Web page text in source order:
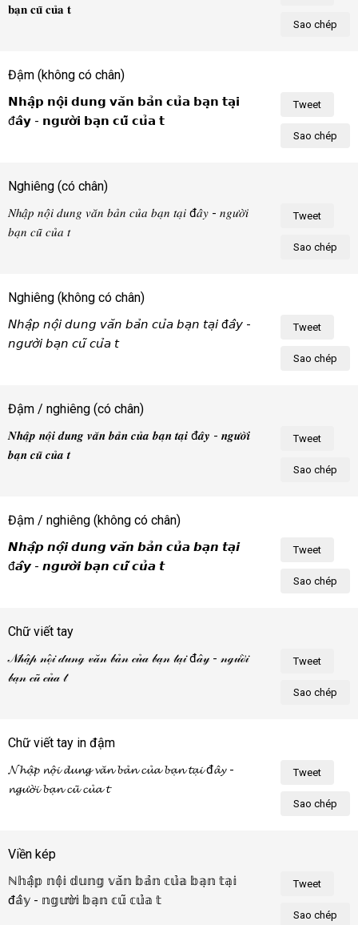
Sao chép
𝐛𝐚̣𝐧 𝐜𝐮̃ 𝐜𝐮̉𝐚 𝐭𝐨̂𝐢!
Đậm (không có chân)
Tweet
Sao chép
𝗡𝗵𝗮̣̂𝗽 𝗻𝗼̣̂𝗶 𝗱𝘂𝗻𝗴 𝘃𝗮̆𝗻 𝗯𝗮̉𝗻 𝗰𝘂̉𝗮 𝗯𝗮̣𝗻 𝘁𝗮̣𝗶
đ𝗮̂𝘆 - 𝗻𝗴𝘂̛𝗼̛̀𝗶 𝗯𝗮̣𝗻 𝗰𝘂̃ 𝗰𝘂̉𝗮 𝘁𝗼̂𝗶!
Nghiêng (có chân)
Tweet
Sao chép
𝑁ℎ𝑎̣̂𝑝 𝑛𝑜̣̂𝑖 𝑑𝑢𝑛𝑔 𝑣𝑎̆𝑛 𝑏𝑎̉𝑛 𝑐𝑢̉𝑎 𝑏𝑎̣𝑛 𝑡𝑎̣𝑖 đ𝑎̂𝑦 - 𝑛𝑔𝑢̛𝑜̛̀𝑖
𝑏𝑎̣𝑛 𝑐𝑢̃ 𝑐𝑢̉𝑎 𝑡𝑜̂𝑖!
Nghiêng (không có chân)
Tweet
Sao chép
𝘕𝘩𝘢̣̂𝘱 𝘯𝘰̣̂𝘪 𝘥𝘶𝘯𝘨 𝘷𝘢̆𝘯 𝘣𝘢̉𝘯 𝘤𝘶̉𝘢 𝘣𝘢̣𝘯 𝘵𝘢̣𝘪 đ𝘢̂𝘺 -
𝘯𝘨𝘶̛𝘰̛̀𝘪 𝘣𝘢̣𝘯 𝘤𝘶̃ 𝘤𝘶̉𝘢 𝘵𝘰̂𝘪!
Đậm / nghiêng (có chân)
Tweet
Sao chép
𝑵𝒉𝒂̣̂𝒑 𝒏𝒐̣̂𝒊 𝒅𝒖𝒏𝒈 𝒗𝒂̆𝒏 𝒃𝒂̉𝒏 𝒄𝒖̉𝒂 𝒃𝒂̣𝒏 𝒕𝒂̣𝒊 đ𝒂̂𝒚 - 𝒏𝒈𝒖̛𝒐̛̀𝒊
𝒃𝒂̣𝒏 𝒄𝒖̃ 𝒄𝒖̉𝒂 𝒕𝒐̂𝒊!
Đậm / nghiêng (không có chân)
Tweet
Sao chép
𝙉𝙝𝙖̣̂𝙥 𝙣𝙤̣̂𝙞 𝙙𝙪𝙣𝙜 𝙫𝙖̆𝙣 𝙗𝙖̉𝙣 𝙘𝙪̉𝙖 𝙗𝙖̣𝙣 𝙩𝙖̣𝙞
đ𝙖̂𝙮 - 𝙣𝙜𝙪̛𝙤̛̀𝙞 𝙗𝙖̣𝙣 𝙘𝙪̃ 𝙘𝙪̉𝙖 𝙩𝙤̂𝙞!
Chữ viết tay
Tweet
Sao chép
𝒩𝒽𝒶̣̂𝓅 𝓃ℴ̣̂𝒾 𝒹𝓊𝓃ℊ 𝓋𝒶̆𝓃 𝒷𝒶̉𝓃 𝒸𝓊̉𝒶 𝒷𝒶̣𝓃 𝓉𝒶̣𝒾 đ𝒶̂𝓎 - 𝓃ℊ𝓊̛ℴ̛̀𝒾
𝒷𝒶̣𝓃 𝒸𝓊̃ 𝒸𝓊̉𝒶 𝓉ℴ̂𝒾!
Chữ viết tay in đậm
Tweet
Sao chép
𝓝𝓱𝓪̣̂𝓹 𝓷𝓸̣̂𝓲 𝓭𝓾𝓷𝓰 𝓿𝓪̆𝓷 𝓫𝓪̉𝓷 𝓬𝓾̉𝓪 𝓫𝓪̣𝓷 𝓽𝓪̣𝓲 đ𝓪̂𝔂 -
𝓷𝓰𝓾̛𝓸̛̀𝓲 𝓫𝓪̣𝓷 𝓬𝓾̃ 𝓬𝓾̉𝓪 𝓽𝓸̂𝓲!
Viền kép
Tweet
Sao chép
ℕ𝕙𝕒̣̂𝕡 𝕟𝕠̣̂𝕚 𝕕𝕦𝕟𝕘 𝕧𝕒̆𝕟 𝕓𝕒̉𝕟 𝕔𝕦̉𝕒 𝕓𝕒̣𝕟 𝕥𝕒̣𝕚
đ𝕒̂𝕪 - 𝕟𝕘𝕦̛𝕠̛̀𝕚 𝕓𝕒̣𝕟 𝕔𝕦̃ 𝕔𝕦̉𝕒 𝕥𝕠̂𝕚!